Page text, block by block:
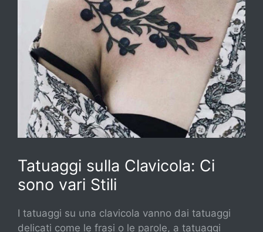
Tatuaggi sulla Clavicola: Ci
sono vari Stili
I tatuaggi su una clavicola vanno dai tatuaggi
delicati come le frasi o le parole, a tatuaggi